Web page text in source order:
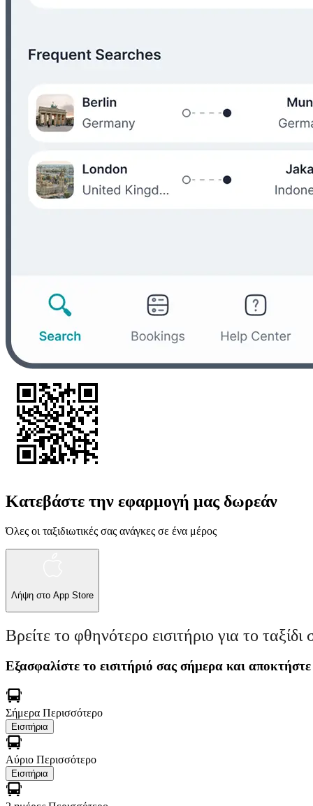
Κατεβάστε την εφαρμογή μας δωρεάν
Όλες οι ταξιδιωτικές σας ανάγκες σε ένα μέρος
Λήψη στο App Store
Βρείτε το φθηνότερο εισιτήριο για το ταξίδι
Εξασφαλίστε το εισιτήριό σας σήμερα και
Σήμερα Περισσότερο
Εισιτήρια
Αύριο Περισσότερο
Εισιτήρια